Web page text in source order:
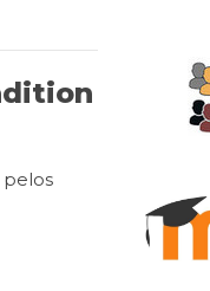
pelos